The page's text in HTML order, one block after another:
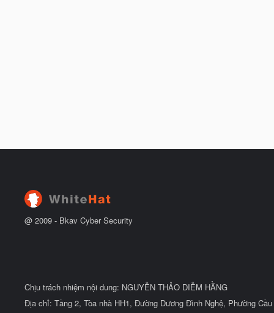
@ 2009 - Bkav Cyber Security
Chịu trách nhiệm nội dung: NGUYỄN THẢO DIỄM HẰNG
Địa chỉ: Tầng 2, Tòa nhà HH1, Đường Dương Đình Nghệ, Phường